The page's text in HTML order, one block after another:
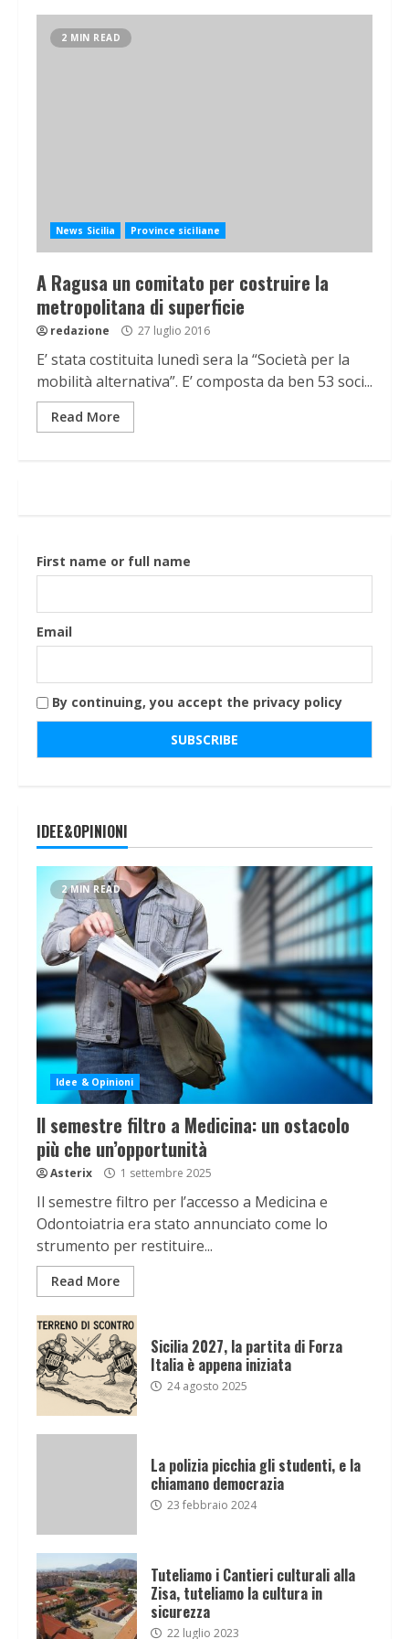
2 MIN READ
News Sicilia Province siciliane
A Ragusa un comitato per costruire la
metropolitana di superficie
redazione 27 luglio 2016
E’ stata costituita lunedì sera la “Società per la
mobilità alternativa”. E’ composta da ben 53 soci...
Read More
First name or full name
Email
By continuing, you accept the privacy policy
IDEE&OPINIONI
2 MIN READ
Idee & Opinioni
Il semestre filtro a Medicina: un ostacolo
più che un’opportunità
Asterix 1 settembre 2025
Il semestre filtro per l’accesso a Medicina e
Odontoiatria era stato annunciato come lo
strumento per restituire...
Read More
Sicilia 2027, la partita di Forza
Italia è appena iniziata
24 agosto 2025
La polizia picchia gli studenti, e la
chiamano democrazia
23 febbraio 2024
Tuteliamo i Cantieri culturali alla
Zisa, tuteliamo la cultura in
sicurezza
22 luglio 2023